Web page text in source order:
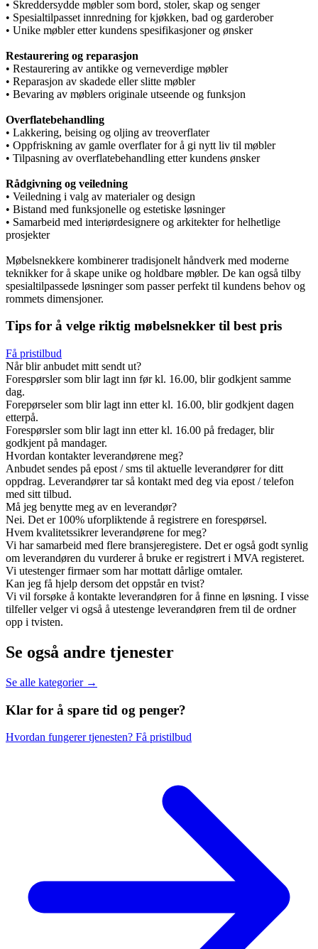
• Skreddersydde møbler som bord, stoler, skap og senger
• Spesialtilpasset innredning for kjøkken, bad og garderober
• Unike møbler etter kundens spesifikasjoner og ønsker
Restaurering og reparasjon
• Restaurering av antikke og verneverdige møbler
• Reparasjon av skadede eller slitte møbler
• Bevaring av møblers originale utseende og funksjon
Overflatebehandling
• Lakkering, beising og oljing av treoverflater
• Oppfriskning av gamle overflater for å gi nytt liv til møbler
• Tilpasning av overflatebehandling etter kundens ønsker
Rådgivning og veiledning
• Veiledning i valg av materialer og design
• Bistand med funksjonelle og estetiske løsninger
• Samarbeid med interiørdesignere og arkitekter for helhetlige
prosjekter
Møbelsnekkere kombinerer tradisjonelt håndverk med moderne
teknikker for å skape unike og holdbare møbler. De kan også tilby
spesialtilpassede løsninger som passer perfekt til kundens behov og
rommets dimensjoner.
Tips for å velge riktig møbelsnekker til best pris
Få pristilbud
Når blir anbudet mitt sendt ut?
Forespørsler som blir lagt inn før kl. 16.00, blir godkjent samme
dag.
Forepørseler som blir lagt inn etter kl. 16.00, blir godkjent dagen
etterpå.
Forespørsler som blir lagt inn etter kl. 16.00 på fredager, blir
godkjent på mandager.
Hvordan kontakter leverandørene meg?
Anbudet sendes på epost / sms til aktuelle leverandører for ditt
oppdrag. Leverandører tar så kontakt med deg via epost / telefon
med sitt tilbud.
Må jeg benytte meg av en leverandør?
Nei. Det er 100% uforpliktende å registrere en forespørsel.
Hvem kvalitetssikrer leverandørene for meg?
Vi har samarbeid med flere bransjeregistere. Det er også godt synlig
om leverandøren du vurderer å bruke er registrert i MVA registeret.
Vi utestenger firmaer som har mottatt dårlige omtaler.
Kan jeg få hjelp dersom det oppstår en tvist?
Vi vil forsøke å kontakte leverandøren for å finne en løsning. I visse
tilfeller velger vi også å utestenge leverandøren frem til de ordner
opp i tvisten.
Se også andre tjenester
Se alle kategorier →
Klar for å spare tid og penger?
Hvordan fungerer tjenesten? Få pristilbud